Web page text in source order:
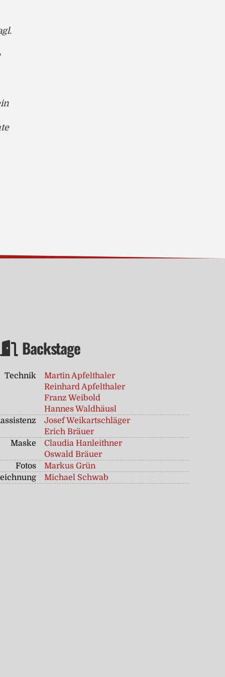
Backstage
Technik
Martin Apfelthaler
Reinhard Apfelthaler
Franz Weibold
Hannes Waldhäusl
Josef Weikartschläger
Erich Bräuer
Maske
Claudia Hanleithner
Oswald Bräuer
Fotos
Markus Grün
Michael Schwab